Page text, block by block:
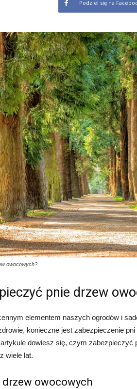
Podziel się na
owocowych?
pnie drzew
elementem naszych ogrodów i
konieczne jest zabezpieczenie
dowiesz się, czym zabezpieczyć
wiele lat.
drzew owocowych